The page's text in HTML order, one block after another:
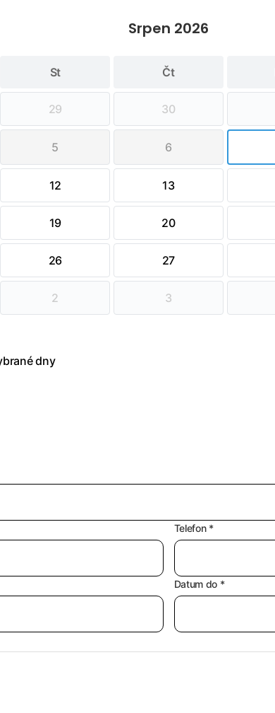
Srpen 2026
St Čt
29 30
5 6
12 13
19 20
26 27
2 3
dny
Telefon *
Datum do *